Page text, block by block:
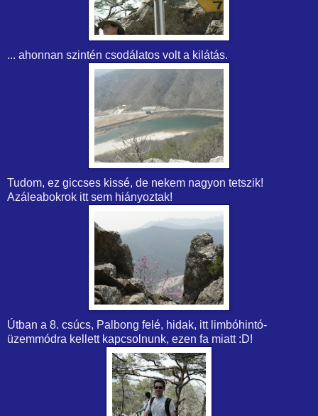
... ahonnan szintén csodálatos volt a kilátás.
Tudom, ez giccses kissé, de nekem nagyon tetszik!
Azáleabokrok itt sem hiányoztak!
Útban a 8. csúcs, Palbong felé, hidak, itt limbóhintó-
üzemmódra kellett kapcsolnunk, ezen fa miatt :D!